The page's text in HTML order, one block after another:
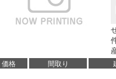
価格 間取り